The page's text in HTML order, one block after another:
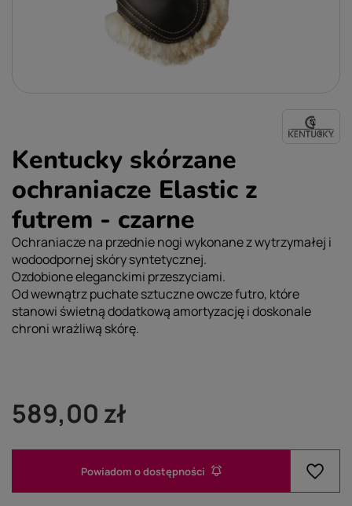
Kentucky skórzane
ochraniacze Elastic z
futrem - czarne
Ochraniacze na przednie nogi wykonane z wytrzymałej i
wodoodpornej skóry syntetycznej.
Ozdobione eleganckimi przeszyciami.
Od wewnątrz puchate sztuczne owcze futro, które
stanowi świetną dodatkową amortyzację i doskonale
chroni wrażliwą skórę.
589,00 zł
Powiadom o dostępności